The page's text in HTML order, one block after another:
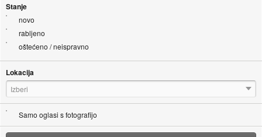
Stanje
novo
rabljeno
oštećeno / neispravno
Lokacija
Izberi
Samo oglasi s fotografijo